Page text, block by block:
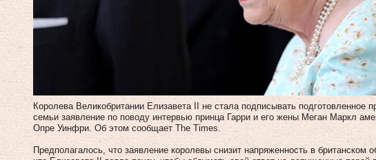
Королева Великобритании Елизавета II не стала подписывать подготовленное
семьи заявление по поводу интервью принца Гарри и его жены Меган Маркл
Опре Уинфри. Об этом сообщает The Times.
Предполагалось, что заявление королевы снизит напряженность в британском